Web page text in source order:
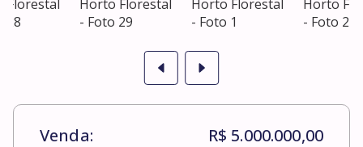
Venda: R$ 5.000.000,00